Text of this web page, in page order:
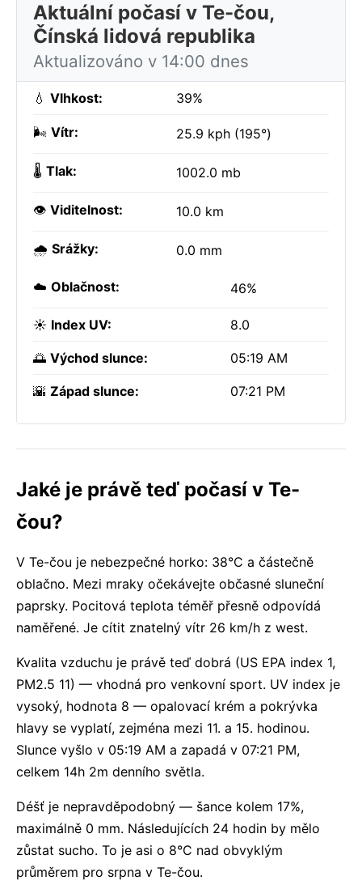
Aktuální počasí v Te-čou,
Čínská lidová republika
Aktualizováno v 14:00 dnes
💧 Vlhkost: 39%
🌬️ Vítr: 25.9 kph (195°)
🌡️ Tlak: 1002.0 mb
👁️ Viditelnost: 10.0 km
🌧️ Srážky: 0.0 mm
☁️ Oblačnost: 46%
☀️ Index UV: 8.0
🌅 Východ slunce: 05:19 AM
🌇 Západ slunce: 07:21 PM
Jaké je právě teď počasí v Te-
čou?
V Te-čou je nebezpečné horko: 38°C a částečně
oblačno. Mezi mraky očekávejte občasné sluneční
paprsky. Pocitová teplota téměř přesně odpovídá
naměřené. Je cítit znatelný vítr 26 km/h z west.
Kvalita vzduchu je právě teď dobrá (US EPA index 1,
PM2.5 11) — vhodná pro venkovní sport. UV index je
vysoký, hodnota 8 — opalovací krém a pokrývka
hlavy se vyplatí, zejména mezi 11. a 15. hodinou.
Slunce vyšlo v 05:19 AM a zapadá v 07:21 PM,
celkem 14h 2m denního světla.
Déšť je nepravděpodobný — šance kolem 17%,
maximálně 0 mm. Následujících 24 hodin by mělo
zůstat sucho. To je asi o 8°C nad obvyklým
průměrem pro srpna v Te-čou.